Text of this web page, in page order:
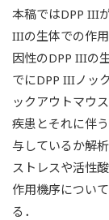
本稿ではDPP III
IIIの生体での作
因性のDPP IIIの
でにDPP IIIノッ
ックアウトマウ
疾患とそれに伴
与しているか解
ストレスや活性
作用機序につい
る．